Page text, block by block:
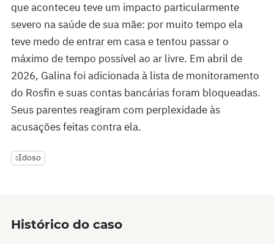
que aconteceu teve um impacto particularmente
severo na saúde de sua mãe: por muito tempo ela
teve medo de entrar em casa e tentou passar o
máximo de tempo possível ao ar livre. Em abril de
2026, Galina foi adicionada à lista de monitoramento
do Rosfin e suas contas bancárias foram bloqueadas.
Seus parentes reagiram com perplexidade às
acusações feitas contra ela.
Idoso
Histórico do caso